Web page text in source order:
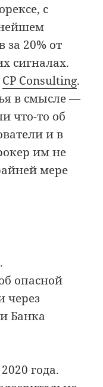
с
за 20% от
сигналах.
CP Consulting.
в смысле —
что-то об
и в
им не
мере
опасной
через
Банка
года.